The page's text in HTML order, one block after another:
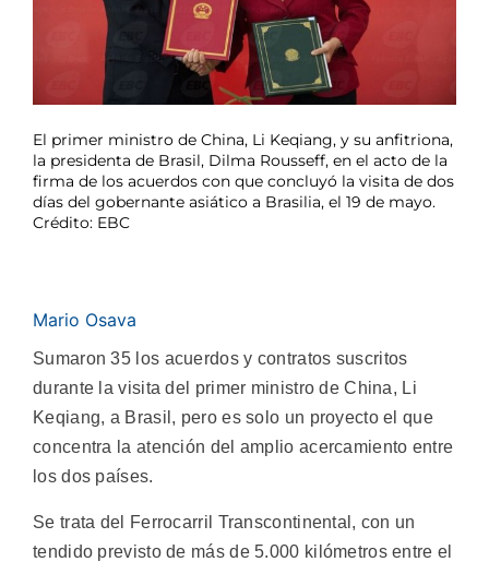
El primer ministro de China, Li Keqiang, y su anfitriona,
la presidenta de Brasil, Dilma Rousseff, en el acto de la
firma de los acuerdos con que concluyó la visita de dos
días del gobernante asiático a Brasilia, el 19 de mayo.
Crédito: EBC
Mario Osava
Sumaron 35 los acuerdos y contratos suscritos
durante la visita del primer ministro de China, Li
Keqiang, a Brasil, pero es solo un proyecto el que
concentra la atención del amplio acercamiento entre
los dos países.
Se trata del Ferrocarril Transcontinental, con un
tendido previsto de más de 5.000 kilómetros entre el